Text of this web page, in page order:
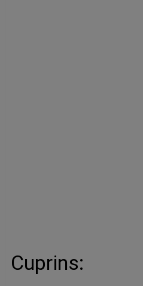
Cuprins: